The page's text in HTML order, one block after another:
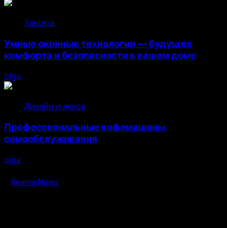
Защита
Умные оконные технологии — будущее
комфорта и безопасности в вашем доме
olga
Дизайн и декор
Профессиональные кофемашины
самообслуживания
olga
ReviewNews